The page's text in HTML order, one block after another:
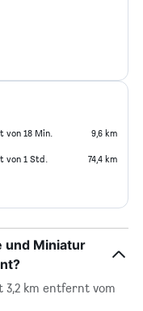
von 18 Min. 9,6 km
von 1 Std. 74,4 km
und Miniatur
km entfernt vom